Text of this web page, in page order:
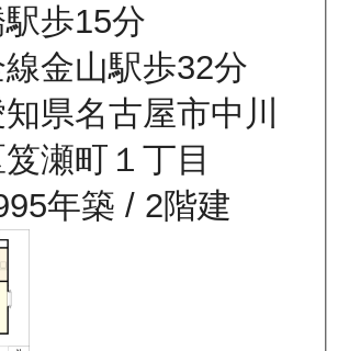
歩15分
金山駅歩32分
県名古屋市中川
笈瀬町１丁目
年築 / 2階建